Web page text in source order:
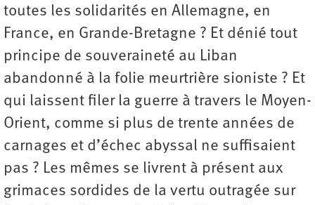
toutes les solidarités en Allemagne, en
France, en Grande-Bretagne ? Et dénié tout
principe de souveraineté au Liban
abandonné à la folie meurtrière sioniste ? Et
qui laissent filer la guerre à travers le Moyen-
Orient, comme si plus de trente années de
carnages et d’échec abyssal ne suffisaient
pas ? Les mêmes se livrent à présent aux
grimaces sordides de la vertu outragée sur